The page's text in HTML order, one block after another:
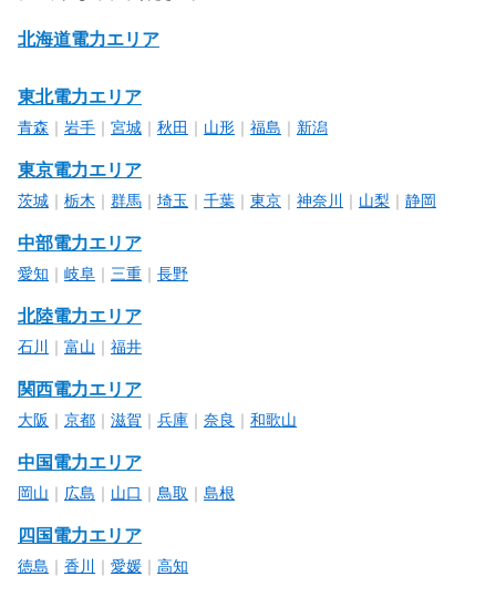
北海道電力エリア
東北電力エリア
青森 ｜ 岩手 ｜ 宮城 ｜ 秋田 ｜ 山形 ｜ 福島 ｜ 新潟
東京電力エリア
茨城 ｜ 栃木 ｜ 群馬 ｜ 埼玉 ｜ 千葉 ｜ 東京 ｜ 神奈川 ｜ 山梨 ｜ 静岡
中部電力エリア
愛知 ｜ 岐阜 ｜ 三重 ｜ 長野
北陸電力エリア
石川 ｜ 富山 ｜ 福井
関西電力エリア
大阪 ｜ 京都 ｜ 滋賀 ｜ 兵庫 ｜ 奈良 ｜ 和歌山
中国電力エリア
岡山 ｜ 広島 ｜ 山口 ｜ 鳥取 ｜ 島根
四国電力エリア
徳島 ｜ 香川 ｜ 愛媛 ｜ 高知